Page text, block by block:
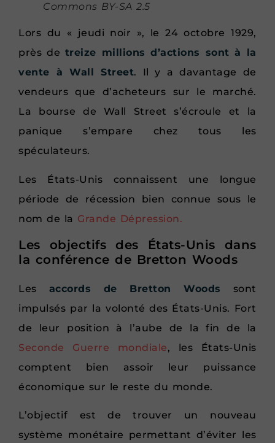
Commons BY-SA 2.5
Lors du « jeudi noir », le 24 octobre 1929,
près de treize millions d’actions sont à la
vente à Wall Street. Il y a davantage de
vendeurs que d’acheteurs sur le marché.
La bourse de Wall Street s’écroule et la
panique s’empare chez tous les
spéculateurs.
Les États-Unis connaissent une longue
période de récession bien connue sous le
nom de la Grande Dépression.
Les objectifs des États-Unis dans
la conférence de Bretton Woods
Les accords de Bretton Woods
sont
impulsés par la volonté des États-Unis. Fort
de leur position à l’aube de la fin de la
Seconde Guerre mondiale, les États-Unis
comptent bien assoir leur puissance
économique sur le reste du monde.
L’objectif est de trouver un nouveau
système monétaire permettant d’éviter les